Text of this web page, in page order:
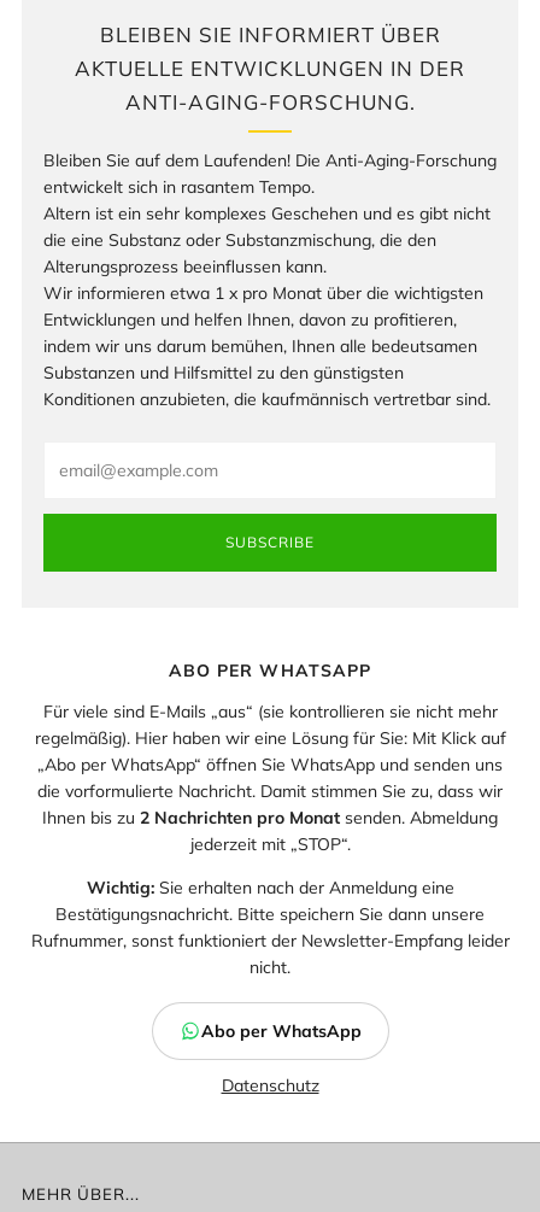
BLEIBEN SIE INFORMIERT ÜBER
AKTUELLE ENTWICKLUNGEN IN DER
ANTI-AGING-FORSCHUNG.
Bleiben Sie auf dem Laufenden! Die Anti-Aging-Forschung
entwickelt sich in rasantem Tempo.
Altern ist ein sehr komplexes Geschehen und es gibt nicht
die eine Substanz oder Substanzmischung, die den
Alterungsprozess beeinflussen kann.
Wir informieren etwa 1 x pro Monat über die wichtigsten
Entwicklungen und helfen Ihnen, davon zu profitieren,
indem wir uns darum bemühen, Ihnen alle bedeutsamen
Substanzen und Hilfsmittel zu den günstigsten
Konditionen anzubieten, die kaufmännisch vertretbar sind.
SUBSCRIBE
ABO PER WHATSAPP
Für viele sind E-Mails „aus“ (sie kontrollieren sie nicht mehr
regelmäßig). Hier haben wir eine Lösung für Sie: Mit Klick auf
„Abo per WhatsApp“ öffnen Sie WhatsApp und senden uns
die vorformulierte Nachricht. Damit stimmen Sie zu, dass wir
Ihnen bis zu 2 Nachrichten pro Monat senden. Abmeldung
jederzeit mit „STOP“.
Wichtig:Sie erhalten nach der Anmeldung eine
Bestätigungsnachricht. Bitte speichern Sie dann unsere
Rufnummer, sonst funktioniert der Newsletter-Empfang leider
nicht.
Abo per WhatsApp
Datenschutz
MEHR ÜBER...